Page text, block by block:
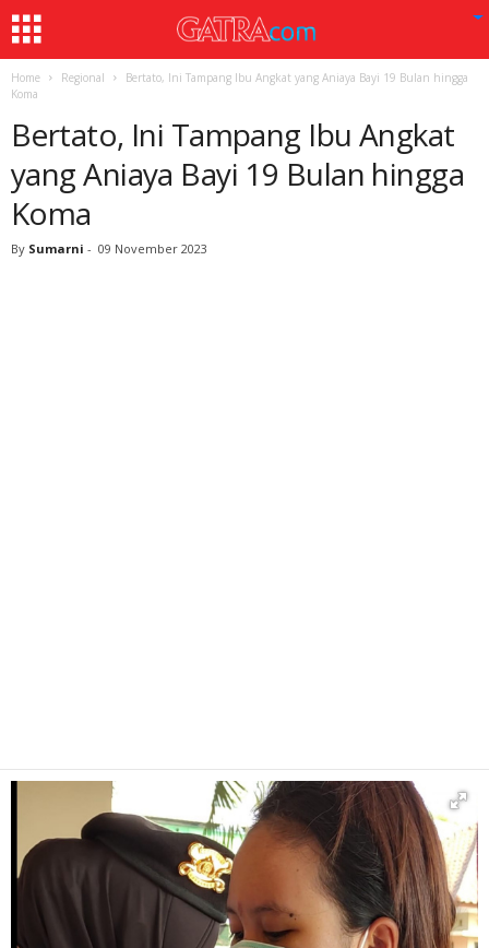
Home Regional
Bertato, Ini Tampang Ibu Angkat yang Aniaya Bayi 19 Bulan hingga
Koma
Bertato, Ini Tampang Ibu Angkat
yang Aniaya Bayi 19 Bulan hingga
Koma
By Sumarni - 09 November 2023